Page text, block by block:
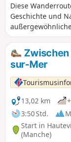
Diese
Geschichte und
durchqueren
Natur und alter
Ruhe vor den
sur-Mer
13,02 km
3:50 Std.
Start in
(Manche)